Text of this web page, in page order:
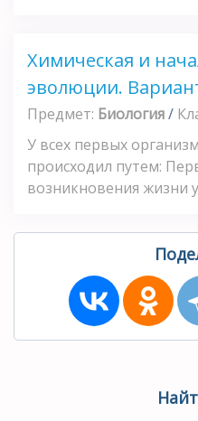
Химическая и
эволюции.
Предмет: Биология/
У всех первых
происходил путем:
возникновения жизни